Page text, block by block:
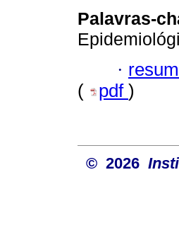
Palavras-
·
(
pdf )
© 2026